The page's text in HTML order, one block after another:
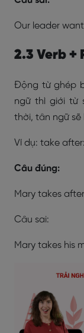
Our leader
2.3 Verb +
Động từ ghép
ngữ thì giới từ
thời, tân ngữ sẽ
Ví dụ: take
Câu đúng:
Mary takes
Câu sai:
Mary takes his